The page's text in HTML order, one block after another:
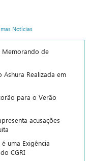
Notícias
Memorando de
Realizada em
para o Verão
acusações
uma Exigência
CGRI